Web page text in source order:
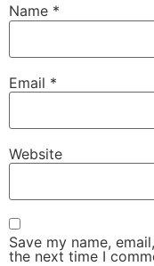
Name *
Email *
Website
Save my name,
the next time I